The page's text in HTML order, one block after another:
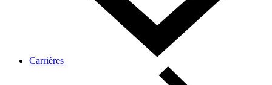
Carrières